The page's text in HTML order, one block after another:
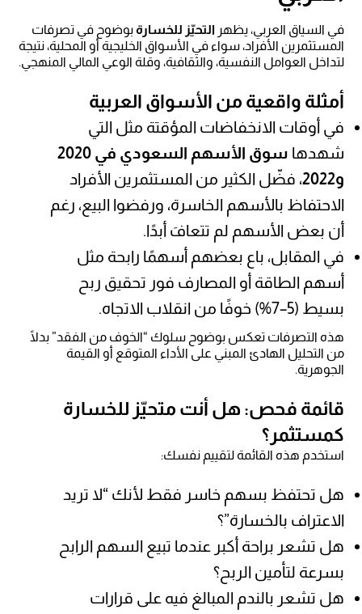
في السياق العربي، يظهر التحيّز للخسارة بوضوح في تصرفات
المستثمرين الأفراد، سواء في الأسواق الخليجية أو المحلية، نتيجة
لتداخل العوامل النفسية، والثقافية، وقلة الوعي المالي المنهجي.
أمثلة واقعية من الأسواق العربية
في أوقات الانخفاضات المؤقتة مثل التي
شهدها
سوق الأسهم السعودي في 2020
و2022
، فضّل الكثير من المستثمرين الأفراد
الاحتفاظ بالأسهم الخاسرة، ورفضوا البيع، رغم
أن بعض الأسهم لم تتعافَ أبدًا.
في المقابل، باع بعضهم أسهمًا رابحة مثل
أسهم الطاقة أو المصارف فور تحقيق ربح
بسيط (5–7%) خوفًا من انقلاب الاتجاه.
هذه التصرفات تعكس بوضوح سلوك “الخوف من الفقد” بدلًا
من التحليل الهادئ المبني على الأداء المتوقع أو القيمة
الجوهرية.
قائمة فحص: هل أنت متحيّز للخسارة
كمستثمر؟
استخدم هذه القائمة لتقييم نفسك:
هل تحتفظ بسهم خاسر فقط لأنك “لا تريد
الاعتراف بالخسارة”؟
هل تشعر براحة أكبر عندما تبيع السهم الرابح
بسرعة لتأمين الربح؟
هل تشعر بالندم المبالغ فيه على قرارات